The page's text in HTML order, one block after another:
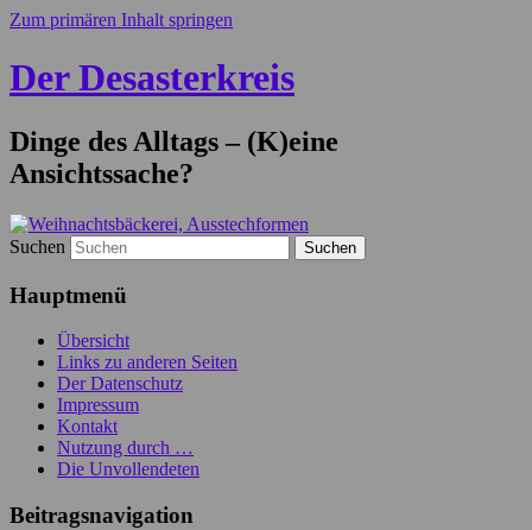
Zum primären Inhalt springen
Der Desasterkreis
Dinge des Alltags – (K)eine
Ansichtssache?
Suchen
Hauptmenü
Übersicht
Links zu anderen Seiten
Der Datenschutz
Impressum
Kontakt
Nutzung durch …
Die Unvollendeten
Beitragsnavigation